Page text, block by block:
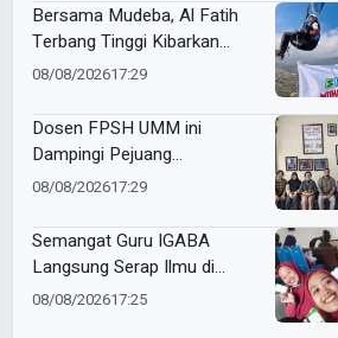
Bersama Mudeba, Al Fatih
Terbang Tinggi Kibarkan
Giant Flag di Langit Kota
08/08/202617:29
Dosen FPSH UMM ini
Dampingi Pejuang
Kesetaraan Bali Lewat
08/08/202617:29
Semangat Guru IGABA
Langsung Serap Ilmu di
Workshop Jurnalistik Digital
08/08/202617:25